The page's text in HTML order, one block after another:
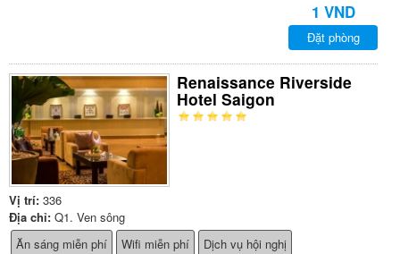
1 VND
Đặt phòng
Renaissance Riverside
Hotel Saigon
Vị trí: 336
Địa chỉ: Q1. Ven sông
Ăn sáng miễn phí
Wifi miễn phí Dịch vụ hội nghị